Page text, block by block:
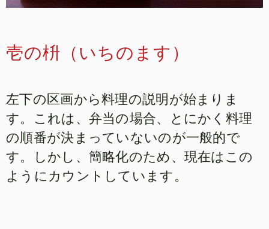
壱の枡（いちのます）
左下の区画から料理の説明が始まりま
す。これは、弁当の場合、とにかく料理
の順番が決まっていないのが一般的で
す。しかし、簡略化のため、現在はこの
ようにカウントしています。